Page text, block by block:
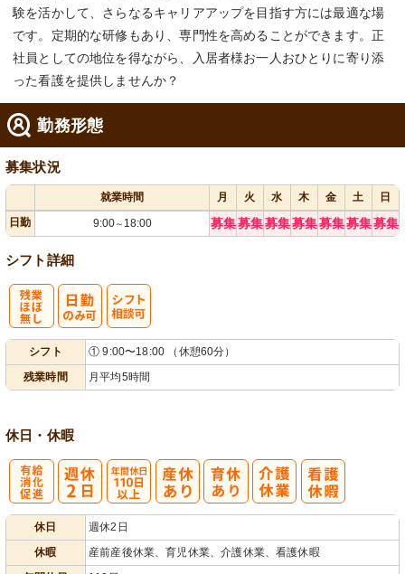
験を活かして、さらなるキャリアアップを目指す方には最適な場
です。定期的な研修もあり、専門性を高めることができます。正
社員としての地位を得ながら、入居者様お一人おひとりに寄り添
った看護を提供しませんか？
勤務形態
募集状況
就業時間 月 火 水 木 金 土
日
日勤
9:00～ 18:00 募集募集募集募集募集募集募集
シフト詳細
シフト
① 9:00〜18:00 （休憩60分）
残業時間
月平均5時間
休日・休暇
休日
週休2日
休暇
産前産後休業、育児休業、介護休業、看護休暇